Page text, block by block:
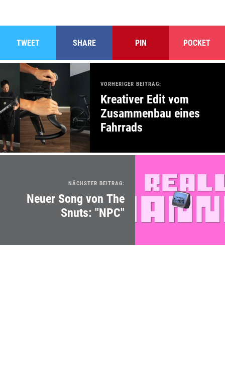
TWEET SHARE PIN POCKET
VORHERIGER BEITRAG:
Kreativer Edit vom
Zusammenbau eines
Fahrrads
NÄCHSTER BEITRAG:
Neuer Song von The
Snuts: "NPC"